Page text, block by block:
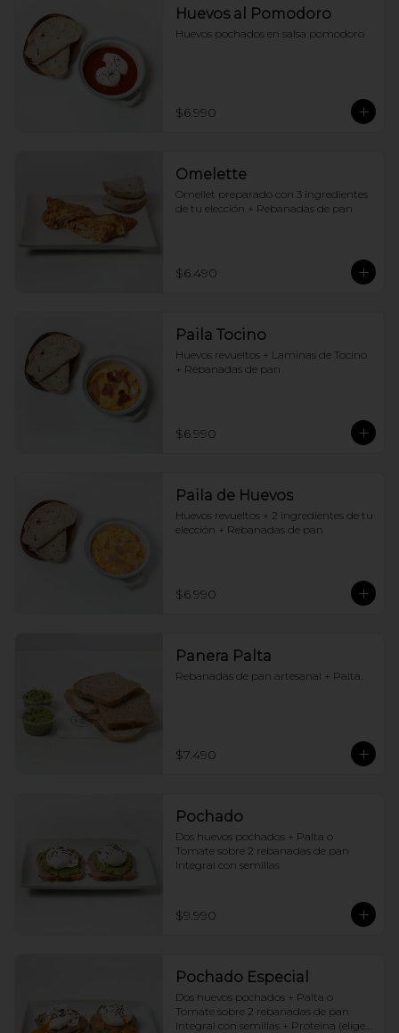
Huevos al Pomodoro
Huevos pochados en salsa pomodoro
$6.990
Omelette
Omellet preparado con 3 ingredientes
de tu elección + Rebanadas de pan
$6.490
Paila Tocino
Huevos revueltos + Laminas de Tocino
+ Rebanadas de pan
$6.990
Paila de Huevos
Huevos revueltos + 2 ingredientes de tu
elección + Rebanadas de pan
$6.990
Panera Palta
Rebanadas de pan artesanal + Palta.
$7.490
Pochado
Dos huevos pochados + Palta o
Tomate sobre 2 rebanadas de pan
Integral con semillas
$9.990
Pochado Especial
Dos huevos pochados + Palta o
Tomate sobre 2 rebanadas de pan
Integral con semillas + Proteina (elige